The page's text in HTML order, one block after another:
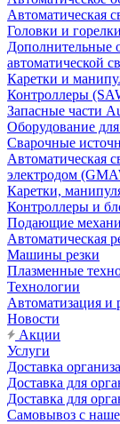
Автоматическая
Головки и
Дополнительные
автоматической
Каретки и
Контроллеры
Запасные части
Оборудование
Сварочные
Автоматическая
электродом
Каретки,
Контроллеры и
Подающие
Автоматическая
Машины резки
Плазменные
Технологии
Автоматизация и
Новости
Акции
Услуги
Доставка
Доставка для
Доставка для
Самовывоз с